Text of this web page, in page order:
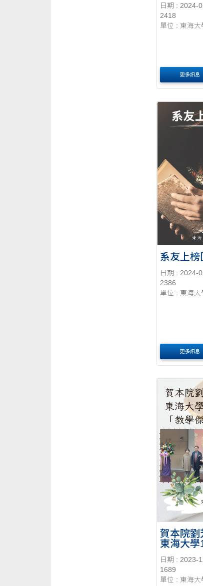
日期 : 2024-
2418
單位 : 東海大
更多訊息
系友上榜
日期 : 2024-
2386
單位 : 東海大
更多訊息
賀本院劉
東海大學
日期 : 2023-
1689
單位 : 東海大